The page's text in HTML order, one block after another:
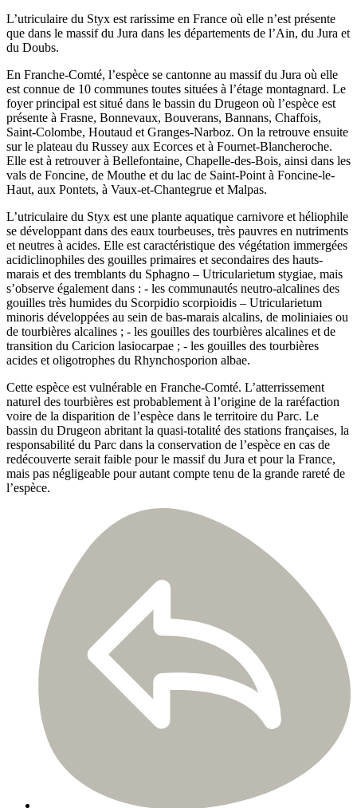
L’utriculaire du Styx est rarissime en France où elle n’est présente
que dans le massif du Jura dans les départements de l’Ain, du Jura et
du Doubs.
En Franche-Comté, l’espèce se cantonne au massif du Jura où elle
est connue de 10 communes toutes situées à l’étage montagnard. Le
foyer principal est situé dans le bassin du Drugeon où l’espèce est
présente à Frasne, Bonnevaux, Bouverans, Bannans, Chaffois,
Saint-Colombe, Houtaud et Granges-Narboz. On la retrouve ensuite
sur le plateau du Russey aux Ecorces et à Fournet-Blancheroche.
Elle est à retrouver à Bellefontaine, Chapelle-des-Bois, ainsi dans les
vals de Foncine, de Mouthe et du lac de Saint-Point à Foncine-le-
Haut, aux Pontets, à Vaux-et-Chantegrue et Malpas.
L’utriculaire du Styx est une plante aquatique carnivore et héliophile
se développant dans des eaux tourbeuses, très pauvres en nutriments
et neutres à acides. Elle est caractéristique des végétation immergées
acidiclinophiles des gouilles primaires et secondaires des hauts-
marais et des tremblants du Sphagno – Utricularietum stygiae, mais
s’observe également dans : - les communautés neutro-alcalines des
gouilles très humides du Scorpidio scorpioidis – Utricularietum
minoris développées au sein de bas-marais alcalins, de moliniaies ou
de tourbières alcalines ; - les gouilles des tourbières alcalines et de
transition du Caricion lasiocarpae ; - les gouilles des tourbières
acides et oligotrophes du Rhynchosporion albae.
Cette espèce est vulnérable en Franche-Comté. L’atterrissement
naturel des tourbières est probablement à l’origine de la raréfaction
voire de la disparition de l’espèce dans le territoire du Parc. Le
bassin du Drugeon abritant la quasi-totalité des stations françaises, la
responsabilité du Parc dans la conservation de l’espèce en cas de
redécouverte serait faible pour le massif du Jura et pour la France,
mais pas négligeable pour autant compte tenu de la grande rareté de
l’espèce.